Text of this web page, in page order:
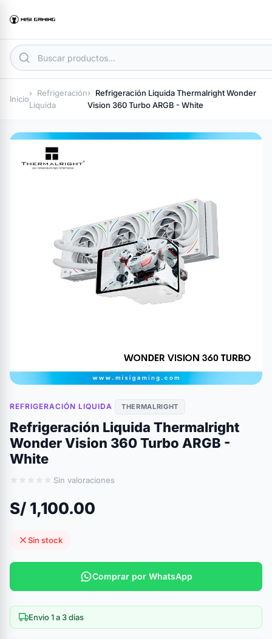
Inicio
Refrigeración
Liquida
Refrigeración Liquida Thermalright Wonder
Vision 360 Turbo ARGB - White
REFRIGERACIÓN LIQUIDA THERMALRIGHT
Refrigeración Liquida Thermalright
Wonder Vision 360 Turbo ARGB -
White
Sin valoraciones
S/ 1,100.00
Sin stock
Comprar por WhatsApp
Envio 1 a 3 dias